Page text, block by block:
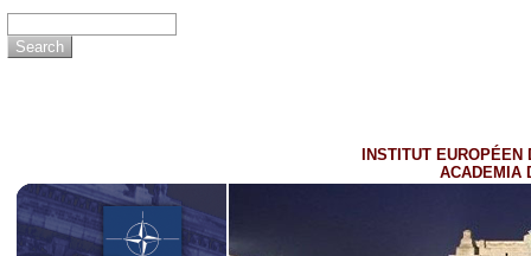
INSTITUT EUROPÉEN
ACADEMIA